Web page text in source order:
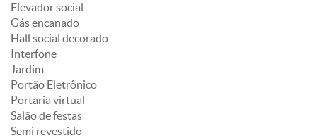
Elevador social
Gás encanado
Hall social decorado
Interfone
Jardim
Portão Eletrônico
Portaria virtual
Salão de festas
Semi revestido